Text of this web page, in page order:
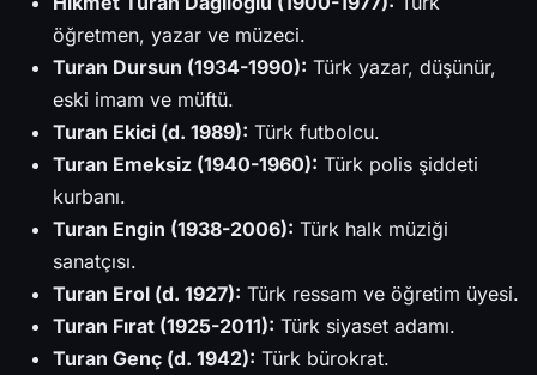
öğretmen, yazar ve müzeci.
Turan Dursun (1934-1990): Türk yazar, düşünür,
eski imam ve müftü.
Turan Ekici (d. 1989): Türk futbolcu.
Turan Emeksiz (1940-1960): Türk polis şiddeti
kurbanı.
Turan Engin (1938-2006): Türk halk müziği
sanatçısı.
Turan Erol (d. 1927): Türk ressam ve öğretim üyesi.
Turan Fırat (1925-2011): Türk siyaset adamı.
Turan Genç (d. 1942): Türk bürokrat.